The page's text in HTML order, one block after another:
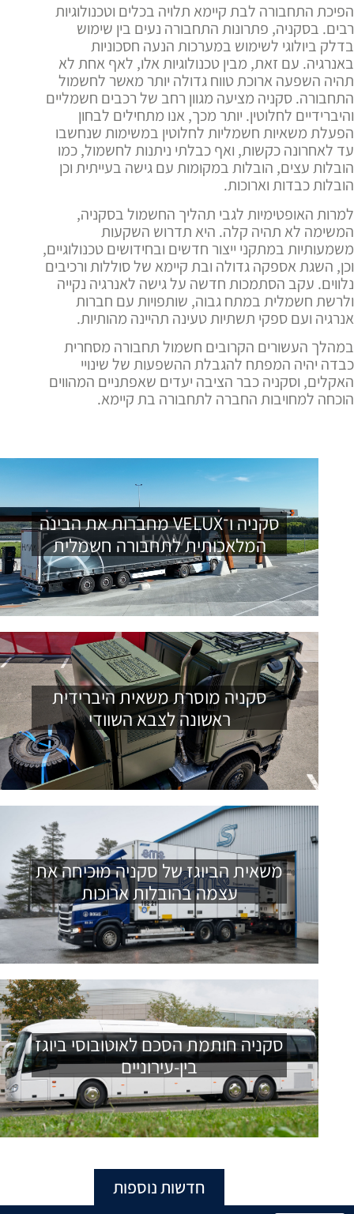
הפיכת התחבורה לבת קיימא תלויה בכלים וטכנולוגיות
רבים. בסקניה, פתרונות התחבורה נעים בין שימוש
בדלק ביולוגי לשימוש במערכות הנעה חסכוניות
באנרגיה. עם זאת, מבין טכנולוגיות אלו, לאף אחת לא
תהיה השפעה ארוכת טווח גדולה יותר מאשר לחשמול
התחבורה. סקניה מציעה מגוון רחב של רכבים חשמליים
והיברידיים לחלוטין. יותר מכך, אנו מתחילים לבחון
הפעלת משאיות חשמליות לחלוטין במשימות שנחשבו
עד לאחרונה כקשות, ואף כבלתי ניתנות לחשמול, כמו
הובלות עצים, הובלות במקומות עם גישה בעייתית וכן
הובלות כבדות וארוכות.
למרות האופטימיות לגבי תהליך החשמול בסקניה,
המשימה לא תהיה קלה. היא תדרוש השקעות
משמעותיות במתקני ייצור חדשים ובחידושים טכנולוגיים,
וכן, השגת אספקה גדולה ו​​בת קיימא של סוללות ורכיבים
נלווים. עקב הסתמכות חדשה על גישה לאנרגיה נקייה
ולרשת חשמלית במתח גבוה, שותפויות עם חברות
אנרגיה ועם ספקי תשתיות טעינה תהיינה מהותיות.
במהלך העשורים הקרובים חשמול תחבורה מסחרית
כבדה יהיה המפתח להגבלת ההשפעות של שינויי
האקלים, וסקניה כבר הציבה יעדים שאפתניים המהווים
הוכחה למחויבות החברה לתחבורה בת קיימא.
סקניה ו־VELUX מחברות את הבינה
המלאכותית לתחבורה חשמלית
סקניה מוסרת משאית היברידית
ראשונה לצבא השוודי
משאית הביוגז של סקניה מוכיחה את
עצמה בהובלות ארוכות
סקניה חותמת הסכם לאוטובוסי ביוגז
בין-עירוניים
חדשות נוספות